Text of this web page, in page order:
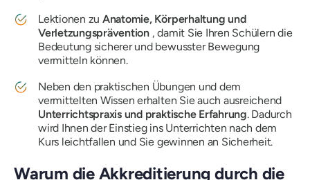
Lektionen zu Anatomie, Körperhaltung und
Verletzungsprävention , damit Sie Ihren Schülern die
Bedeutung sicherer und bewusster Bewegung
vermitteln können.
Neben den praktischen Übungen und dem
vermittelten Wissen erhalten Sie auch ausreichend
Unterrichtspraxis und praktische Erfahrung. Dadurch
wird Ihnen der Einstieg ins Unterrichten nach dem
Kurs leichtfallen und Sie gewinnen an Sicherheit.
Warum die Akkreditierung durch die